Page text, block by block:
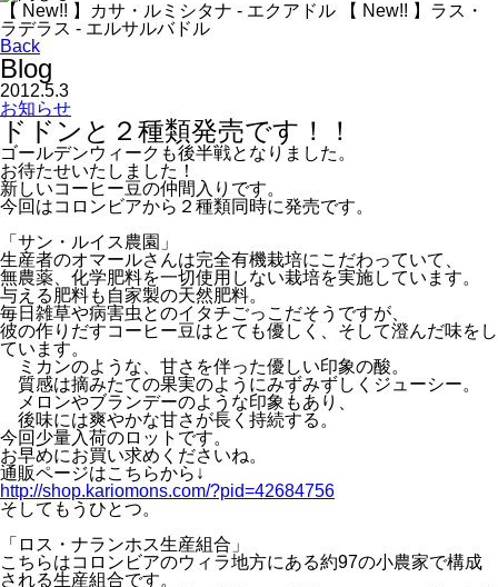
【 New!! 】カサ・ルミシタナ - エクアドル
【 New!! 】ラス・
ラデラス - エルサルバドル
Back
Blog
2012.5.3
お知らせ
ドドンと２種類発売です！！
ゴールデンウィークも後半戦となりました。
お待たせいたしました！
新しいコーヒー豆の仲間入りです。
今回はコロンビアから２種類同時に発売です。
「サン・ルイス農園」
生産者のオマールさんは完全有機栽培にこだわっていて、
無農薬、化学肥料を一切使用しない栽培を実施しています。
与える肥料も自家製の天然肥料。
毎日雑草や病害虫とのイタチごっこだそうですが、
彼の作りだすコーヒー豆はとても優しく、そして澄んだ味をし
ています。
ミカンのような、甘さを伴った優しい印象の酸。
質感は摘みたての果実のようにみずみずしくジューシー。
メロンやブランデーのような印象もあり、
後味には爽やかな甘さが長く持続する。
今回少量入荷のロットです。
お早めにお買い求めくださいね。
通販ページはこちらから↓
http://shop.kariomons.com/?pid=42684756
そしてもうひとつ。
「ロス・ナランホス生産組合」
こちらはコロンビアのウィラ地方にある約97の小農家で構成
される生産組合です。